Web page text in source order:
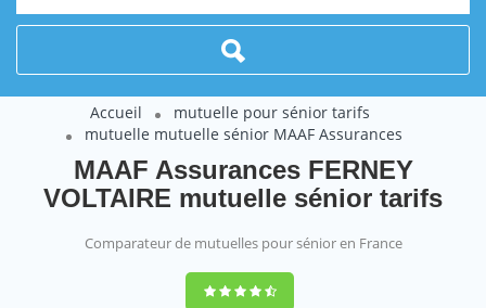
Accueil
mutuelle pour sénior tarifs
mutuelle mutuelle sénior MAAF Assurances
MAAF Assurances FERNEY
VOLTAIRE mutuelle sénior tarifs
Comparateur de mutuelles pour sénior en France